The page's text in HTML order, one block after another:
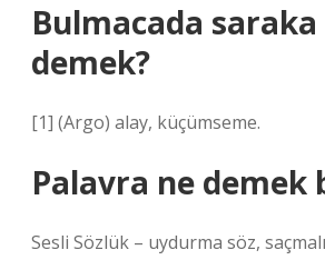
Bulmacada saraka
demek?
[1] (Argo) alay, küçümseme.
Palavra ne demek
Sesli Sözlük – uydurma söz,